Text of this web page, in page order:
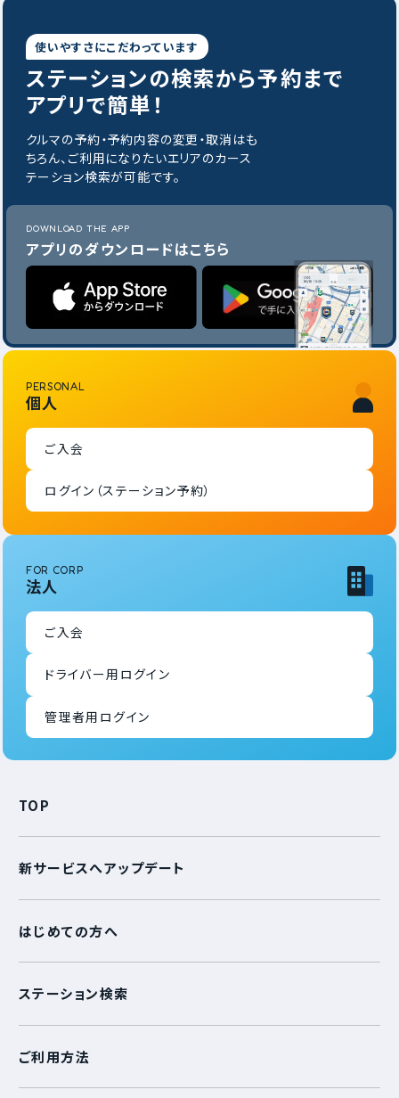
使いやすさにこだわっています
ステーションの検索から予約まで
アプリで簡単！
クルマの予約・予約内容の変更・取消はも
ちろん、ご利用になりたいエリアのカース
テーション検索が可能です。
DOWNLOAD THE APP
アプリのダウンロードはこちら
PERSONAL
個人
ご入会
ログイン（ステーション予約）
FOR CORP
法人
ご入会
ドライバー用ログイン
管理者用ログイン
TOP
新サービスへアップデート
はじめての方へ
ステーション検索
ご利用方法